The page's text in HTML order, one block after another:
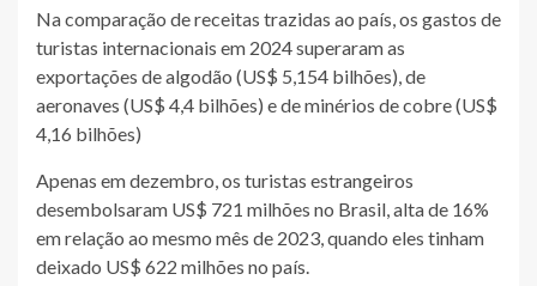
Na comparação de receitas trazidas ao país, os gastos de
turistas internacionais em 2024 superaram as
exportações de algodão (US$ 5,154 bilhões), de
aeronaves (US$ 4,4 bilhões) e de minérios de cobre (US$
4,16 bilhões)
Apenas em dezembro, os turistas estrangeiros
desembolsaram US$ 721 milhões no Brasil, alta de 16%
em relação ao mesmo mês de 2023, quando eles tinham
deixado US$ 622 milhões no país.